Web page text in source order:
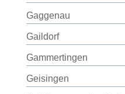
Gaggenau
Gaildorf
Gammertingen
Geisingen